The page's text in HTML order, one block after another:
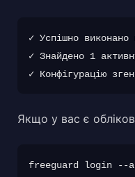
✓ Успішно виконано
✓ Знайдено 1
Якщо у вас є